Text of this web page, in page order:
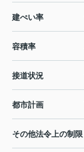
建ぺい率
容積率
接道状況
都市計画
その他法令上の制限